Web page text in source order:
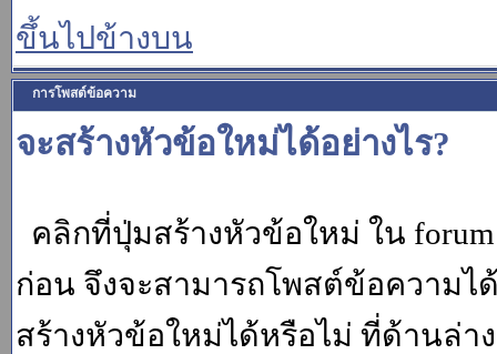
ขึ้นไปข้างบน
การโพสต์ข้อความ
จะสร้างหัวข้อใหม่ได้อย่างไร?
คลิกที่ปุ่มสร้างหัวข้อใหม่ ใน
ก่อน จึงจะสามารถโพสต์ข้อความ
สร้างหัวข้อใหม่ได้หรือไม่ ที่ด้านล่